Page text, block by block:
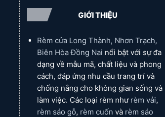
Đặc điểm:
Linh hoạt, nhẹ nhàng,
Phù hợp với:Các khu vực có lưu
Rèm PVC trung bình (khoảng 2.0mm -
Đặc điểm:Độ bền cao hơn, khả
Phù hợp với: Cửa ra vào kho lạnh
GIỚI THIỆU
Rèm cửa Long Thành, Nhơn Trạch,
Biên Hòa Đồng Nai nổi bật với sự đa
dạng về mẫu mã, chất liệu và phong
cách, đáp ứng nhu cầu trang trí và
chống nắng cho không gian sống và
làm việc. Các loại rèm như rèm vải,
rèm sáo gỗ, rèm cuốn và rèm sáo